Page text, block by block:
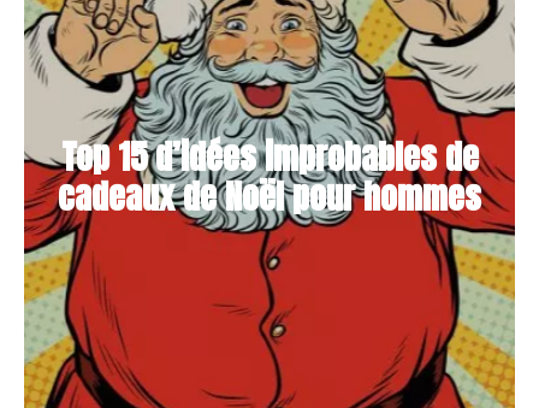
Top 15 d’idées improbables de
cadeaux de Noël pour hommes